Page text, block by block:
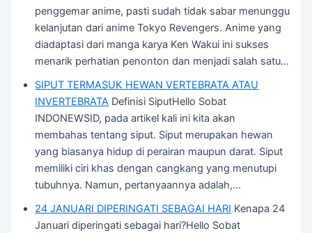
penggemar anime, pasti sudah tidak sabar menunggu
kelanjutan dari anime Tokyo Revengers. Anime yang
diadaptasi dari manga karya Ken Wakui ini sukses
menarik perhatian penonton dan menjadi salah satu…
SIPUT TERMASUK HEWAN VERTEBRATA ATAU
INVERTEBRATA Definisi SiputHello Sobat
INDONEWSID, pada artikel kali ini kita akan
membahas tentang siput. Siput merupakan hewan
yang biasanya hidup di perairan maupun darat. Siput
memiliki ciri khas dengan cangkang yang menutupi
tubuhnya. Namun, pertanyaannya adalah,…
24 JANUARI DIPERINGATI SEBAGAI HARI Kenapa 24
Januari diperingati sebagai hari?Hello Sobat